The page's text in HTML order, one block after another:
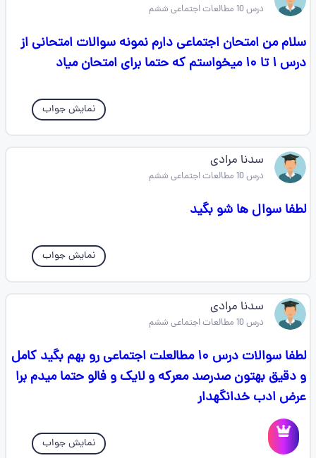
درس 10 مطالعات اجتماعی ششم
سلام من امتحان اجتماعی دارم نمونه سوالات امتحانی از
درس ۱ تا ۱۰ میخواستم که حتما برای امتحان میاد
نمایش جواب
سدنا مرادی
درس 10 مطالعات اجتماعی ششم
لطفا سوال ها شو بگید
نمایش جواب
سدنا مرادی
درس 10 مطالعات اجتماعی ششم
لطفا سوالات درس ۱۰ مطالعلت اجتماعی رو بهم بگید کامل
و دقیق بهتون صدرصد معرکه و لایک و فالو حتما میدم برا
عرض ادب خدانگهدار
نمایش جواب